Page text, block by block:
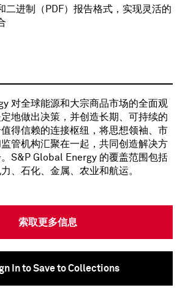
二进制（PDF）报告格式，实现灵活的
对全球能源和大宗商品市场的全面观
地做出决策，并创造长期、可持续的
得信赖的连接枢纽，将思想领袖、市
管机构汇聚在一起，共同创造解决方
S&P Global Energy 的覆盖范围包括
、石化、金属、农业和航运。
索取更多信息
In to Save to Collections